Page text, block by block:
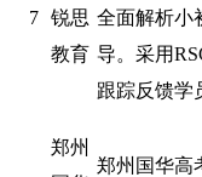
7
锐思
教育
全面解析小
导。采用
跟踪反馈学
郑州
郑州国华高